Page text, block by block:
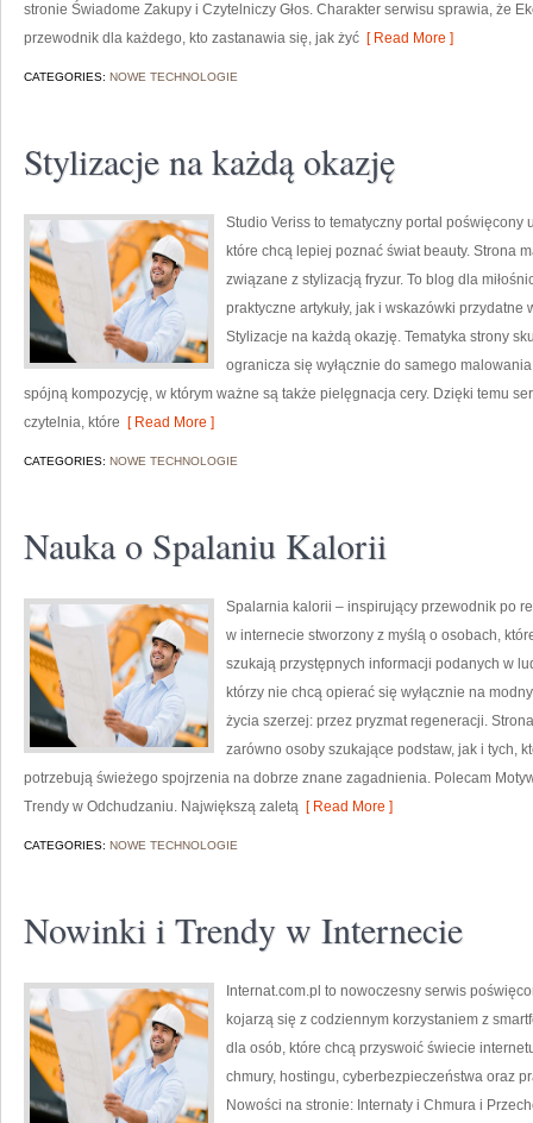
stronie Świadome Zakupy i Czytelniczy Głos. Charakter serwisu sprawia, że
przewodnik dla każdego, kto zastanawia się, jak żyć [ Read More ]
CATEGORIES: NOWE TECHNOLOGIE
Stylizacje na każdą okazję
Studio Veriss to tematyczny portal poświęcony
które chcą lepiej poznać świat beauty. Strona
związane z stylizacją fryzur. To blog dla
praktyczne artykuły, jak i wskazówki
Stylizacje na każdą okazję. Tematyka strony
ogranicza się wyłącznie do samego
spójną kompozycję, w którym ważne są także pielęgnacja cery. Dzięki temu
czytelnia, które [ Read More ]
CATEGORIES: NOWE TECHNOLOGIE
Nauka o Spalaniu Kalorii
Spalarnia kalorii – inspirujący przewodnik po
w internecie stworzony z myślą o osobach,
szukają przystępnych informacji podanych w
którzy nie chcą opierać się wyłącznie na
życia szerzej: przez pryzmat regeneracji.
zarówno osoby szukające podstaw, jak i tych,
potrzebują świeżego spojrzenia na dobrze znane zagadnienia. Polecam
Trendy w Odchudzaniu. Największą zaletą [ Read More ]
CATEGORIES: NOWE TECHNOLOGIE
Nowinki i Trendy w Internecie
Internat.com.pl to nowoczesny serwis
kojarzą się z codziennym korzystaniem z
dla osób, które chcą przyswoić świecie
chmury, hostingu, cyberbezpieczeństwa oraz
Nowości na stronie: Internaty i Chmura i